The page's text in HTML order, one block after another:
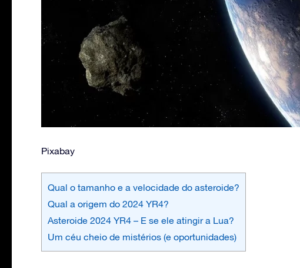
Pixabay
Qual o tamanho e a velocidade do asteroide?
Qual a origem do 2024 YR4?
Asteroide 2024 YR4 – E se ele atingir a Lua?
Um céu cheio de mistérios (e oportunidades)